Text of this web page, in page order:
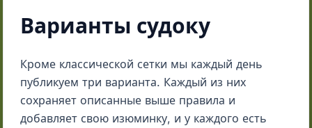
Варианты судоку
Кроме классической сетки мы каждый день
публикуем три варианта. Каждый из них
сохраняет описанные выше правила и
добавляет свою изюминку, и у каждого есть